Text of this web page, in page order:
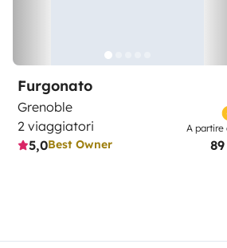
Furgonato
Grenoble
2 viaggiatori
5,0Best Owner
A partire